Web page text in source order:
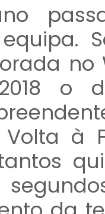
no
o
à